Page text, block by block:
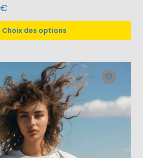
€
Choix des options